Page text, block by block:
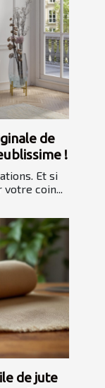
de
!
Et si
coin...
de jute